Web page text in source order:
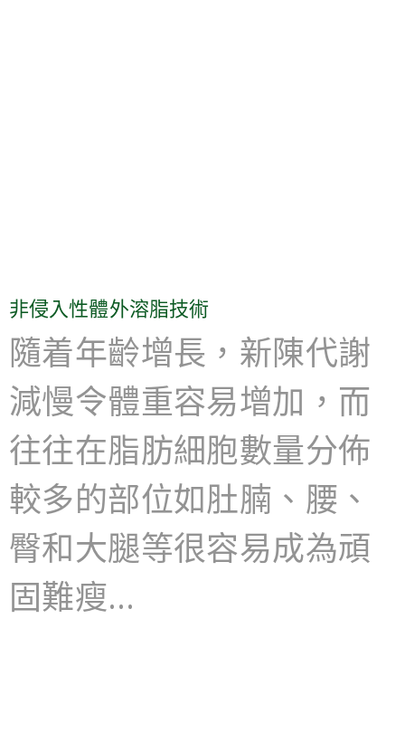
非侵入性體外溶脂技術
隨着年齡增長，新陳代謝
減慢令體重容易增加，而
往往在脂肪細胞數量分佈
較多的部位如肚腩、腰、
臀和大腿等很容易成為頑
固難瘦…